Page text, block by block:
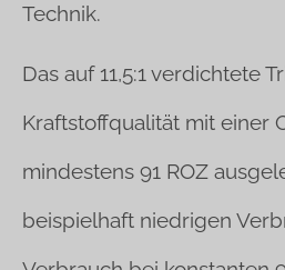
Technik.
Das auf 11,5:1 verdichtete
Kraftstoffqualität mit einer
mindestens 91 ROZ
beispielhaft niedrigen